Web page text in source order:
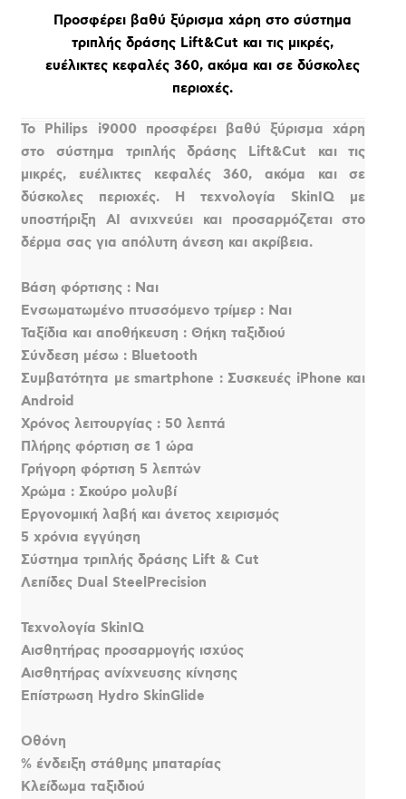
Προσφέρει βαθύ ξύρισμα χάρη στο σύστημα
τριπλής δράσης Lift&Cut και τις μικρές,
ευέλικτες κεφαλές 360, ακόμα και σε δύσκολες
περιοχές.
Το Philips i9000 προσφέρει βαθύ ξύρισμα χάρη
στο σύστημα τριπλής δράσης Lift&Cut και τις
μικρές, ευέλικτες κεφαλές 360, ακόμα και σε
δύσκολες περιοχές. Η τεχνολογία SkinIQ με
υποστήριξη ΑΙ ανιχνεύει και προσαρμόζεται στο
δέρμα σας για απόλυτη άνεση και ακρίβεια.
Βάση φόρτισης : Ναι
Ενσωματωμένο πτυσσόμενο τρίμερ : Ναι
Ταξίδια και αποθήκευση : Θήκη ταξιδιού
Σύνδεση μέσω : Bluetooth
Συμβατότητα με smartphone : Συσκευές iPhone και
Android
Χρόνος λειτουργίας : 50 λεπτά
Πλήρης φόρτιση σε 1 ώρα
Γρήγορη φόρτιση 5 λεπτών
Χρώμα : Σκούρο μολυβί
Εργονομική λαβή και άνετος χειρισμός
5 χρόνια εγγύηση
Σύστημα τριπλής δράσης Lift & Cut
Λεπίδες Dual SteelPrecision
Τεχνολογία SkinIQ
Αισθητήρας προσαρμογής ισχύος
Αισθητήρας ανίχνευσης κίνησης
Επίστρωση Hydro SkinGlide
Οθόνη
% ένδειξη στάθμης μπαταρίας
Κλείδωμα ταξιδιού